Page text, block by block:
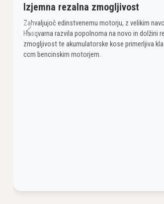
Izjemna rezalna zmogljivost
Zahvaljujoč edinstvenemu motorju, z velikim
Husqvarna razvila popolnoma na novo in dolžini
zmogljivost te akumulatorske kose primerljiva
ccm bencinskim motorjem.